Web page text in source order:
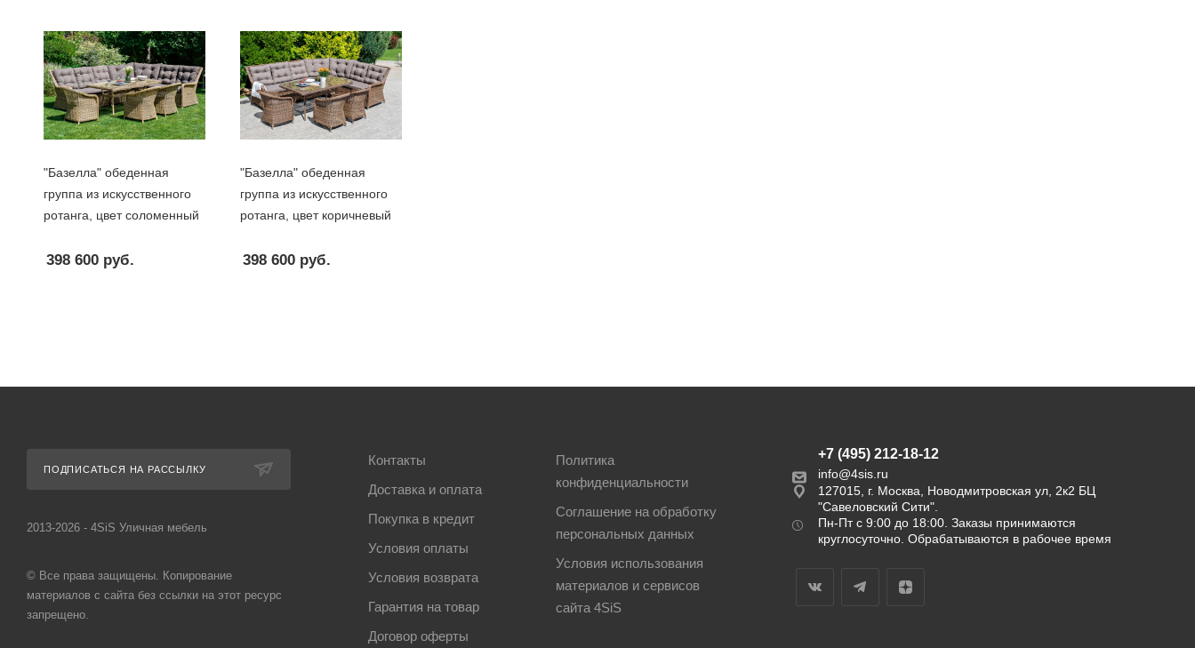
"Базелла" обеденная
группа из искусственного
ротанга, цвет соломенный
398 600 руб.
"Базелла" обеденная
группа из искусственного
ротанга, цвет коричневый
398 600 руб.
ПОДПИСАТЬСЯ НА РАССЫЛКУ
2013-2026 - 4SiS Уличная мебель
© Все права защищены. Копирование
материалов с сайта без ссылки на этот ресурс
запрещено.
Контакты
Доставка и оплата
Покупка в кредит
Условия оплаты
Условия возврата
Гарантия на товар
Договор оферты
Политика
конфиденциальности
Соглашение на обработку
персональных данных
Условия использования
материалов и сервисов
сайта 4SiS
+7 (495) 212-18-12
info@4sis.ru
127015, г. Москва, Новодмитровская ул, 2к2 БЦ
"Савеловский Сити".
Пн-Пт с 9:00 до 18:00. Заказы принимаются
круглосуточно. Обрабатываются в рабочее время